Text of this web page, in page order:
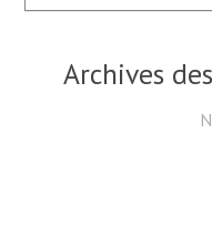
Archives